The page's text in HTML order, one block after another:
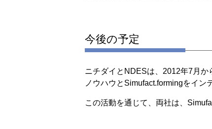
今後の予定
ニチダイとNDESは、2012年7月
ノウハウとSimufact.formingをイン
この活動を通じて、両社は、